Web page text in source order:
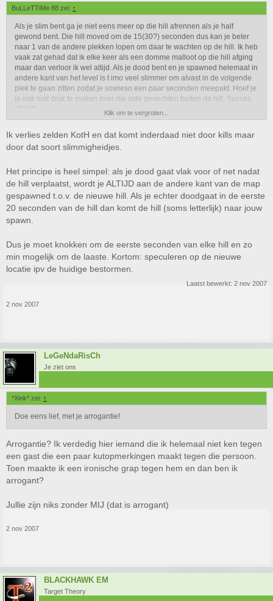
BuLLeTTiMe 88 zei: ↑
Als je slim bent ga je niet eens meer op die hill afrennen als je half
gewond bent. Die hill moved om de 15(30?) seconden dus kan je beter
naar 1 van de andere plekken lopen om daar te wachten op de hill. Ik heb
vaak zat gehad dat ik elke keer als een domme malloot op die hill afging
maar dan verloor ik wel altijd. Als je dood bent en je spawned helemaal in
andere kant van het level is t imo veel slimmer om alvast in de volgende
plek te gaan zitten zodat je sowieso een paar seconden meepakt. Hoef je
je ook niet druk te maken over die side gevechten buiten de hill. Succes
Klik om te vergroten...
Ik verlies zelden KotH en dat komt inderdaad niet door kills maar
door dat soort slimmigheidjes.
Het principe is heel simpel: als je dood gaat vlak voor of net nadat
de hill verplaatst, wordt je ALTIJD aan de andere kant van de map
gespawned t.o.v. de nieuwe hill. Als je echter doodgaat in de eerste
20 seconden van de hill dan komt de hill (soms letterlijk) naar jouw
spawn.
Dus je moet knokken om de eerste seconden van elke hill en zo
min mogelijk om de laaste. Kortom: speculeren op de nieuwe
locatie ipv de huidige bestormen.
Laatst bewerkt: 2 nov 2007
2 nov 2007
LeGeNdaRisCh
Je ziet ons
*Xink* zei: ↑
Doe eens lief, met je arrogantie!
Arrogantie? Ik verdedig hier iemand die ik helemaal niet ken tegen
een gast die een paar kutopmerkingen maakt tegen die persoon.
Toen maakte ik een ironische grap tegen hem en dan ben ik
arrogant?
Jullie zijn niks zonder MIJ (dat is arrogant)
2 nov 2007
BLACKHAWK EM
Target Theory